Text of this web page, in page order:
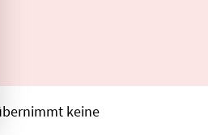
keine